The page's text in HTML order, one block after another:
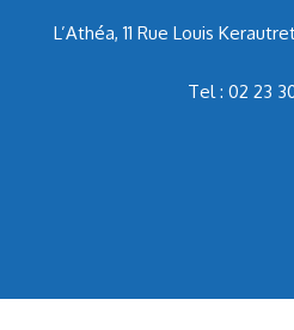
L’Athéa, 11 Rue Louis
Tel : 02 23